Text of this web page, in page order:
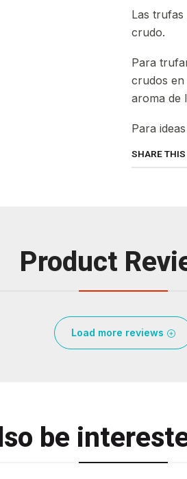
Las
crudo.
Para
crudos en
aroma de
Para
SHARE
Product
Load more reviews
be